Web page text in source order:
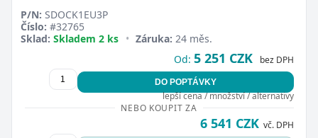
P/N: SDOCK1EU3P
Číslo: #32765
Sklad: Skladem 2 ks • Záruka: 24 měs.
Od: 5 251 CZK bez DPH
DO POPTÁVKY
lepší cena / množství / alternativy
NEBO KOUPIT ZA
6 541 CZK vč. DPH